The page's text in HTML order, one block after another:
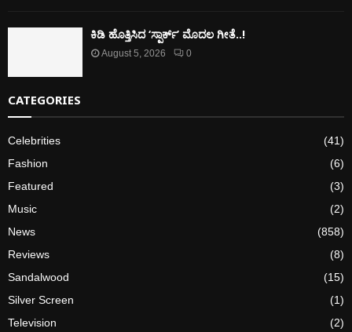
ಕಿಡಿ‌‌ ಹೊತ್ತಿಸಿದ ‘ಸ್ಪಾರ್ಕ್’ ಮೊದಲ‌ ಗೀತೆ..!
August 5, 2026 0
CATEGORIES
Celebrities
(41)
Fashion
(6)
Featured
(3)
Music
(2)
News
(858)
Reviews
(8)
Sandalwood
(15)
Silver Screen
(1)
Television
(2)